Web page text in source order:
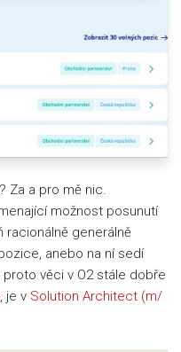
Za a pro mě nic.
možnost posunutí
racionálně generálně
anebo na ní sedí
věci v O2 stále dobře
, je v Solution Architect (m/